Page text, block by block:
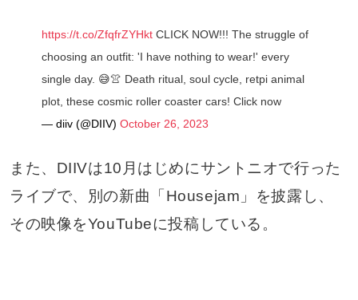
https://t.co/ZfqfrZYHktCLICK NOW!!! The struggle of
choosing an outfit: 'I have nothing to wear!' every
single day. 😅👚 Death ritual, soul cycle, retpi animal
plot, these cosmic roller coaster cars! Click now
— diiv (@DIIV) October 26, 2023
また、DIIVは10月はじめにサントニオで行った
ライブで、別の新曲「Housejam」を披露し、
その映像をYouTubeに投稿している。